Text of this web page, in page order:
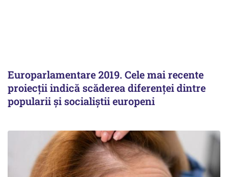
Europarlamentare 2019. Cele mai recente
proiecţii indică scăderea diferenţei dintre
popularii şi socialiştii europeni